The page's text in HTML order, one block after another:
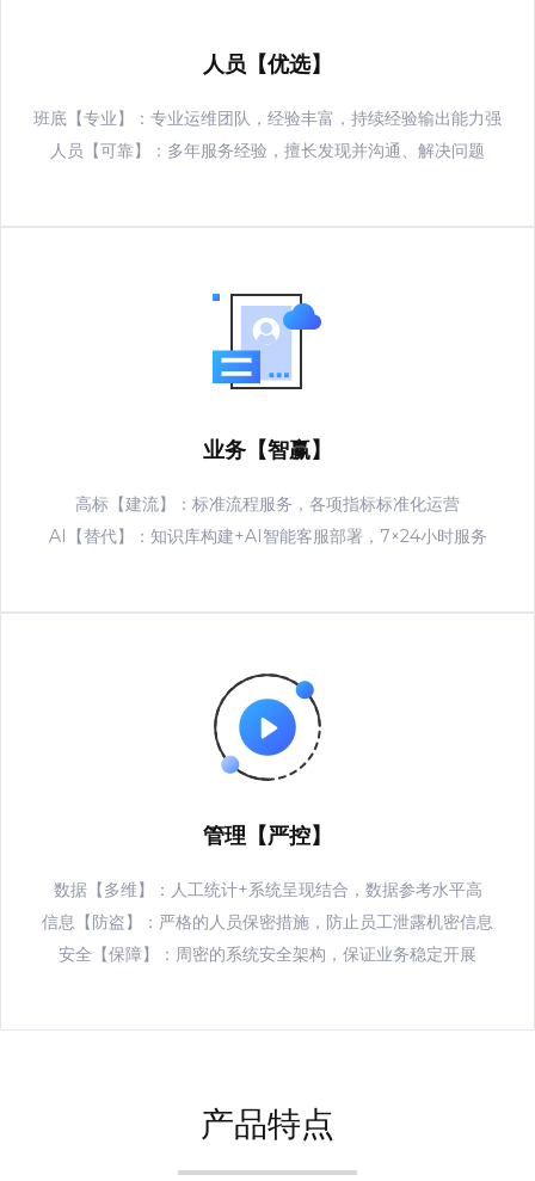
人员【优选】
班底【专业】：专业运维团队，经验丰富，持续经验输出能力强
人员【可靠】：多年服务经验，擅长发现并沟通、解决问题
业务【智赢】
高标【建流】：标准流程服务，各项指标标准化运营
AI【替代】：知识库构建+AI智能客服部署，7×24小时服务
管理【严控】
数据【多维】：人工统计+系统呈现结合，数据参考水平高
信息【防盗】：严格的人员保密措施，防止员工泄露机密信息
安全【保障】：周密的系统安全架构，保证业务稳定开展
产品特点